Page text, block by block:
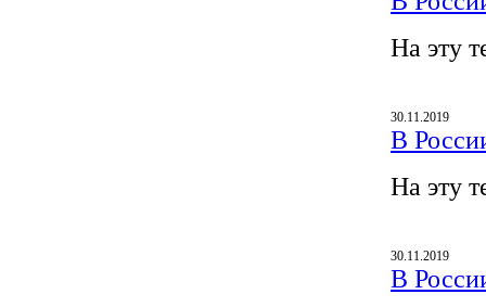
На эту
30.11.2019
В
На эту
30.11.2019
В